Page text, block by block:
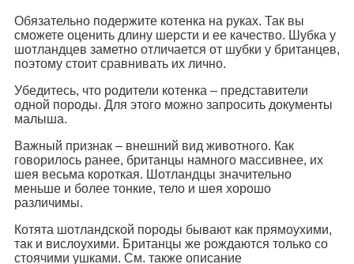
Обязательно подержите котенка на руках. Так вы
сможете оценить длину шерсти и ее качество. Шубка у
шотландцев заметно отличается от шубки у британцев,
поэтому стоит сравнивать их лично.
Убедитесь, что родители котенка – представители
одной породы. Для этого можно запросить документы
малыша.
Важный признак – внешний вид животного. Как
говорилось ранее, британцы намного массивнее, их
шея весьма короткая. Шотландцы значительно
меньше и более тонкие, тело и шея хорошо
различимы.
Котята шотландской породы бывают как прямоухими,
так и вислоухими. Британцы же рождаются только со
стоячими ушками. См. также описание